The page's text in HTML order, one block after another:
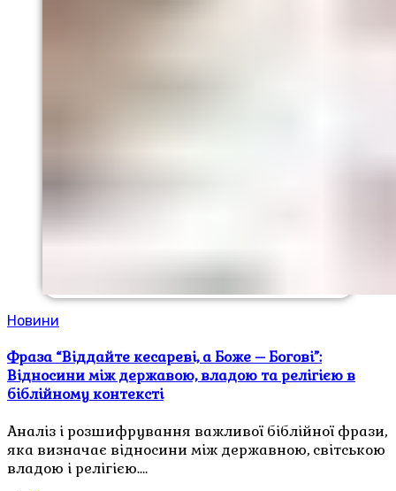
Новини
Фраза “Віддайте кесареві, а Боже – Богові”:
Відносини між державою, владою та релігією в
біблійному контексті
Аналіз і розшифрування важливої біблійної фрази,
яка визначає відносини між державною, світською
владою і релігією.…